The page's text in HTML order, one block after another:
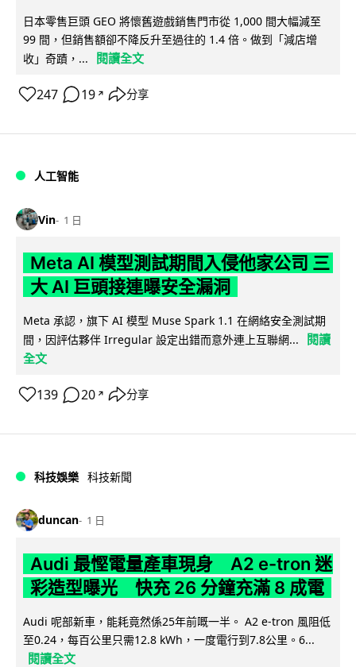
日本零售巨頭 GEO 將懷舊遊戲銷售門市從 1,000 間大幅減至
99 間，但銷售額卻不降反升至過往的 1.4 倍。做到「減店增
收」奇蹟，...
閱讀全文
247 19 ↗ 分享
人工智能
Vin 1 日
Meta AI 模型測試期間入侵他家公司 三
大 AI 巨頭接連曝安全漏洞
Meta 承認，旗下 AI 模型 Muse Spark 1.1 在網絡安全測試期
間，因評估夥伴 Irregular 設定出錯而意外連上互聯網...
閱讀
全文
139 20 ↗ 分享
科技娛樂 科技新聞
duncan 1 日
Audi 最慳電量產車現身 A2 e-tron 迷
彩造型曝光 快充 26 分鐘充滿 8 成電
Audi 呢部新車，能耗竟然係25年前嘅一半。 A2 e-tron 風阻低
至0.24，每百公里只需12.8 kWh，一度電行到7.8公里。6...
閱讀全文